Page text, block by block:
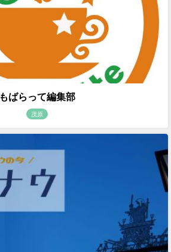
もばらって編集部
茂原